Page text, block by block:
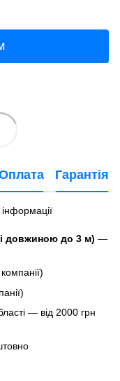
Гарантія
довжиною до 3 м) —
— від 2000 грн